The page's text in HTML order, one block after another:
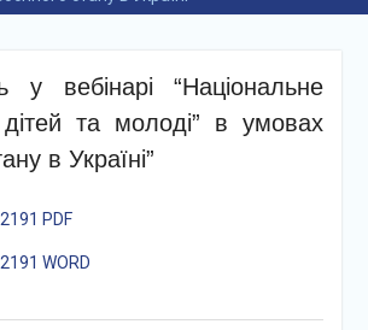
у вебінарі “Національне
та молоді” в умовах
в Україні”
PDF
WORD